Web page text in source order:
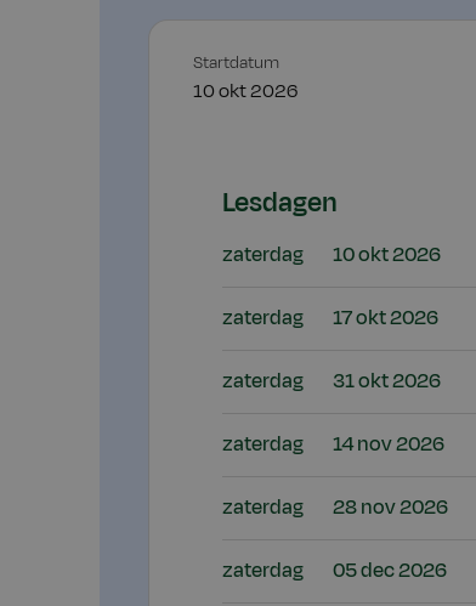
Startdatum
10 okt 2026
Lesdagen
zaterdag 10 okt 2026
zaterdag 17 okt 2026
zaterdag 31 okt 2026
zaterdag 14 nov 2026
zaterdag 28 nov 2026
zaterdag 05 dec 2026